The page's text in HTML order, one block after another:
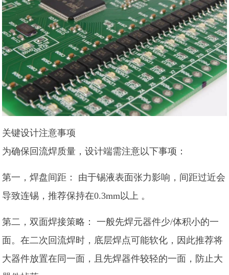
关键设计注意事项
为确保回流焊质量，设计端需注意以下事项：
第一，焊盘间距： 由于锡液表面张力影响，间距过近会
导致连锡，推荐保持在0.3mm以上 。
第二，双面焊接策略： 一般先焊元器件少/体积小的一
面。在二次回流焊时，底层焊点可能软化，因此推荐将
大器件放置在同一面，且先焊器件较轻的一面，防止大